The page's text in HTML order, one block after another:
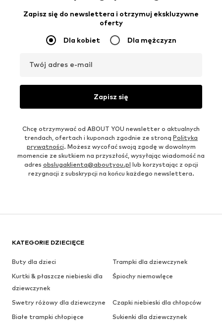
Zapisz się do newslettera i otrzymuj ekskluzywne
oferty
Dla kobiet Dla mężczyzn
Twój adres e-mail
Zapisz się
Chcę otrzymywać od ABOUT YOU newsletter o aktualnych
trendach, ofertach i kuponach zgodnie ze stroną Polityka
prywatności. Możesz wycofać swoją zgodę w dowolnym
momencie ze skutkiem na przyszłość, wysyłając wiadomość na
adres obslugaklienta@aboutyou.pl lub korzystając z opcji
rezygnacji z subskrypcji na końcu każdego newslettera.
KATEGORIE DZIECIĘCE
Buty dla dzieci
Trampki dla dziewczynek
Kurtki & płaszcze niebieski dla
dziewczynek
Śpiochy niemowlęce
Swetry różowy dla dziewczyne
Czapki niebieski dla chłopców
Białe trampki chłopięce
Sukienki dla dziewczynek